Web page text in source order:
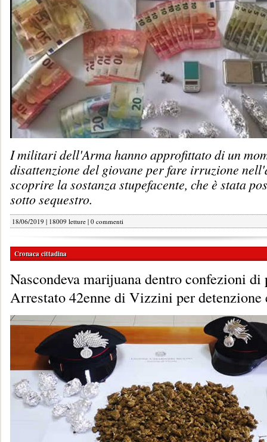
I militari dell'Arma hanno approfittato di un
disattenzione del giovane per fare irruzione
scoprire la sostanza stupefacente, che è stata
sotto sequestro.
18/06/2019 | 18009 letture | 0 commenti
Cronaca cittadina
Nascondeva marijuana dentro confezioni di
Arrestato 42enne di Vizzini per detenzione